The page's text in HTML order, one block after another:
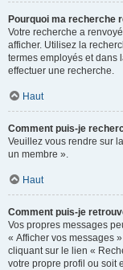
Pourquoi ma recherche
Votre recherche a
afficher. Utilisez la
termes employés et dans
effectuer une recherche.
Haut
Comment puis-je
Veuillez vous rendre sur
un membre ».
Haut
Comment puis-je
Vos propres messages
« Afficher vos messages
cliquant sur le lien «
votre propre profil ou soit